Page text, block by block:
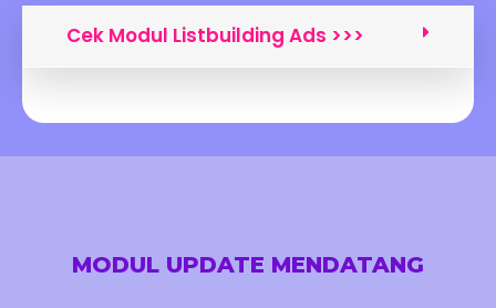
Cek Modul Listbuilding Ads >>>
MODUL UPDATE MENDATANG